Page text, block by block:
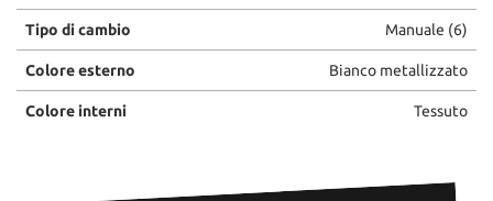
Tipo di cambio Manuale (6)
Colore esterno Bianco metallizzato
Colore interni Tessuto